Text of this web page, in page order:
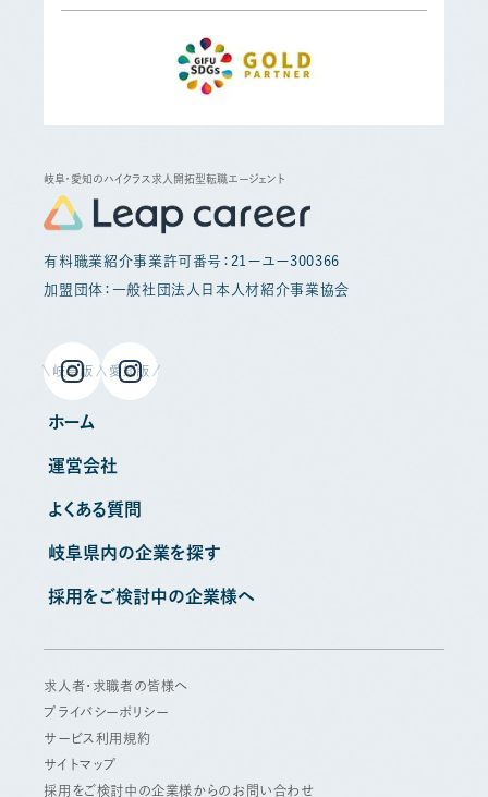
岐阜・愛知のハイクラス求人開拓型転職エージェント
有料職業紹介事業許可番号：21ーユー300366
加盟団体：一般社団法人日本人材紹介事業協会
岐阜版 愛知版
ホーム
運営会社
よくある質問
岐阜県内の企業を探す
採用をご検討中の企業様へ
求人者・求職者の皆様へ
プライバシーポリシー
サービス利用規約
サイトマップ
採用をご検討中の企業様からのお問い合わせ